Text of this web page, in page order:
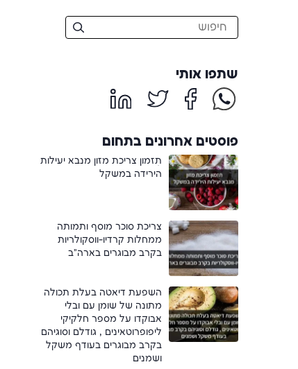
שתפו אותי
פוסטים אחרונים בתחום
תִזמוּן צריכת מזון מנבא יעילות
הירידה במשקל
צריכת סוכר מוסף ותמותה
ממחלות קרדיו-ווסקולריות
בקרב מבוגרים בארה"ב
השפעת דיאטה בעלת תכולה
מתונה של שומן עם ובלי
אבוקדו על מספר חלקיקי
ליפופרוטאינים , גודלם וסוגיהם
בקרב מבוגרים בעודף משקל
ושמנים